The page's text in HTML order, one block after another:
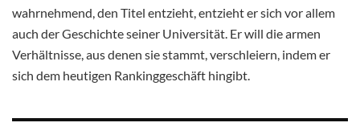
wahrnehmend, den Titel entzieht, entzieht er sich vor allem
auch der Geschichte seiner Universität. Er will die armen
Verhältnisse, aus denen sie stammt, verschleiern, indem er
sich dem heutigen Rankinggeschäft hingibt.